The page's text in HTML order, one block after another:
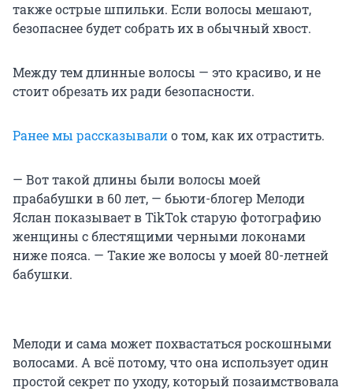
также острые шпильки. Если волосы мешают,
безопаснее будет собрать их в обычный хвост.
Между тем длинные волосы — это красиво, и не
стоит обрезать их ради безопасности.
Ранее мы рассказывалио том, как их отрастить.
— Вот такой длины были волосы моей
прабабушки в 60 лет, — бьюти-блогер Мелоди
Яслан показывает в TikTok старую фотографию
женщины с блестящими черными локонами
ниже пояса. — Такие же волосы у моей80-летней
бабушки.
Мелоди и сама может похвастаться роскошными
волосами. А всё потому, что она использует один
простой секрет по уходу, который позаимствовала